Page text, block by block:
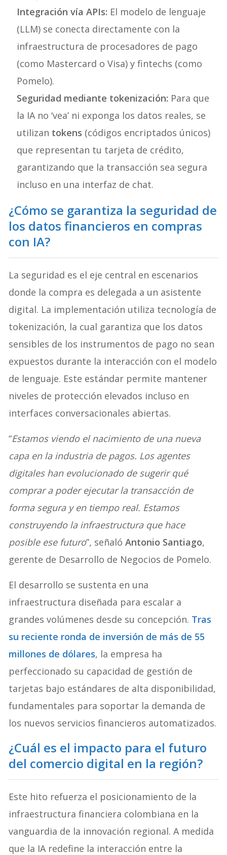
Integración vía APIs: El modelo de lenguaje
(LLM) se conecta directamente con la
infraestructura de procesadores de pago
(como Mastercard o Visa) y fintechs (como
Pomelo).
Seguridad mediante tokenización: Para que
la IA no ‘vea’ ni exponga los datos reales, se
utilizan tokens (códigos encriptados únicos)
que representan tu tarjeta de crédito,
garantizando que la transacción sea segura
incluso en una interfaz de chat.
¿Cómo se garantiza la seguridad de
los datos financieros en compras
con IA?
La seguridad es el eje central en escenarios
donde la compra es delegada a un asistente
digital. La implementación utiliza tecnología de
tokenización, la cual garantiza que los datos
sensibles de los instrumentos de pago no sean
expuestos durante la interacción con el modelo
de lenguaje. Este estándar permite mantener
niveles de protección elevados incluso en
interfaces conversacionales abiertas.
“Estamos viendo el nacimiento de una nueva
capa en la industria de pagos. Los agentes
digitales han evolucionado de sugerir qué
comprar a poder ejecutar la transacción de
forma segura y en tiempo real. Estamos
construyendo la infraestructura que hace
posible ese futuro”, señalóAntonio Santiago,
gerente de Desarrollo de Negocios de Pomelo.
El desarrollo se sustenta en una
infraestructura diseñada para escalar a
grandes volúmenes desde su concepción. Tras
su reciente ronda de inversión de más de 55
millones de dólares, la empresa ha
perfeccionado su capacidad de gestión de
tarjetas bajo estándares de alta disponibilidad,
fundamentales para soportar la demanda de
los nuevos servicios financieros automatizados.
¿Cuál es el impacto para el futuro
del comercio digital en la región?
Este hito refuerza el posicionamiento de la
infraestructura financiera colombiana en la
vanguardia de la innovación regional. A medida
que la IA redefine la interacción entre la